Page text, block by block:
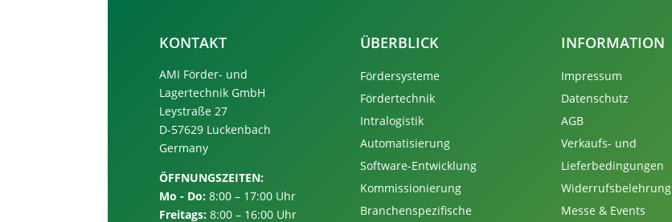
KONTAKT
AMI Förder- und
Lagertechnik GmbH
Leystraße 27
D-57629 Luckenbach
Germany
ÖFFNUNGSZEITEN:
Mo - Do: 8:00 – 17:00 Uhr
Freitags: 8:00 – 16:00 Uhr
ÜBERBLICK
Fördersysteme
Fördertechnik
Intralogistik
Automatisierung
Software-Entwicklung
Kommissionierung
Branchenspezifische
INFORMATION
Impressum
Datenschutz
AGB
Verkaufs- und
Lieferbedingungen
Widerrufsbelehrung
Messe & Events